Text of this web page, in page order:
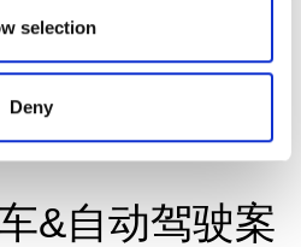
selection
Deny
成型技术
&自动驾驶案